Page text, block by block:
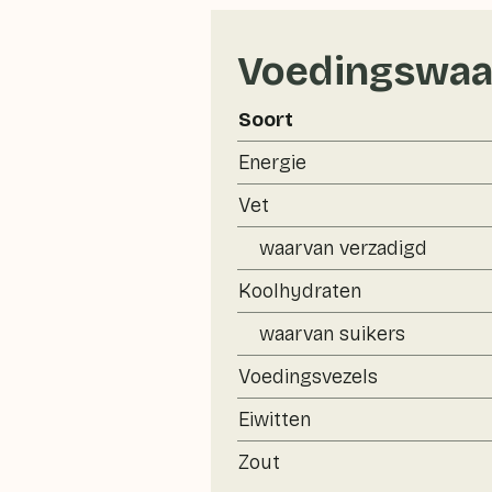
Soort
Energie
Vet
waarvan verzadigd
Koolhydraten
waarvan suikers
Voedingsvezels
Eiwitten
Zout